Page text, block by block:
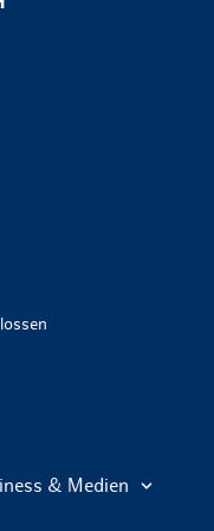
& Medien